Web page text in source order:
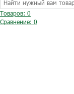
Товаров: 0
Сравнение: 0